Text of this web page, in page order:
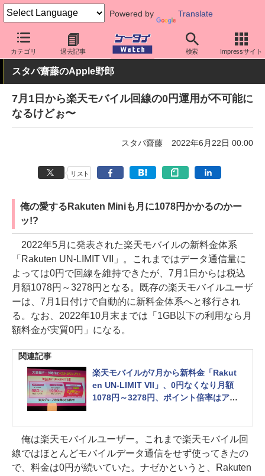
Powered by Translate
カテゴリ 過去記事 検索 Impressサイト
ケータイ Watch 格安スマホ/格安SIM 格安SIM/MVNO 楽天モ
スタパ齋藤のApple野郎
7月1日から楽天モバイル回線の0円運用が不可能に
なるけどぉ〜
スタパ齋藤 2022年6月22日 00:00
リスト
俺の愛するRakuten Miniも月に1078円かかるのかー
ッ!?
2022年5月に発表された楽天モバイルの新料金体系
「Rakuten UN-LIMIT VII」。これまではデータ通信量に
よっては0円で回線を維持できたが、7月1日からは税込
月額1078円～3278円となる。既存の楽天モバイルユーザ
ーは、7月1日付けで自動的に新料金体系へと移行され
る。なお、2022年10月末までは「1GB以下の利用なら月
額料金が実質0円」になる。
関連記事
楽天モバイルが7月から新料金「Rakut
en UN-LIMIT VII」、0円なくなり月額
1078円～3278円、ポイント倍率はアッ
俺は楽天モバイルユーザー。これまで楽天モバイル回
線ではほとんどモバイルデータ通信をせず使ってきたの
で、料金は0円が続いていた。ナゼかというと、Rakuten